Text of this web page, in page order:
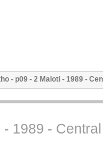
- p09 - 2 Maloti - 1989 -
1989 -